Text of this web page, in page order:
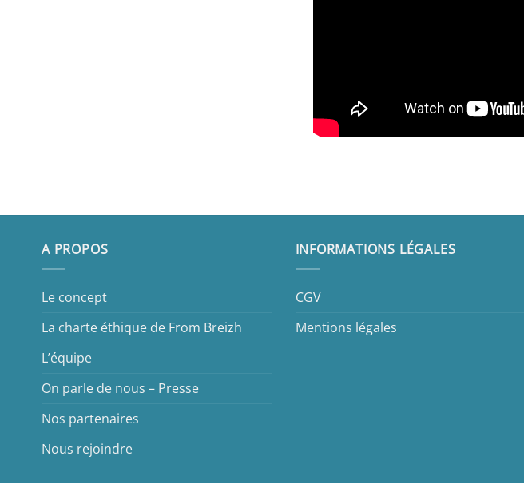
A PROPOS
Le concept
La charte éthique de From Breizh
L’équipe
On parle de nous – Presse
Nos partenaires
Nous rejoindre
INFORMATIONS LÉGALES
CGV
Mentions légales